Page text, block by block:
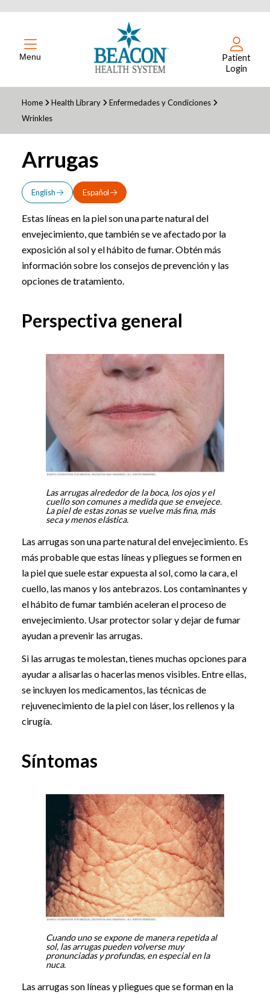
Menu
Patient
Login
Home Health Library
Enfermedades y Condiciones
Wrinkles
Arrugas
English Español
Estas líneas en la piel son una parte natural del
envejecimiento, que también se ve afectado por la
exposición al sol y el hábito de fumar. Obtén más
información sobre los consejos de prevención y las
opciones de tratamiento.
Perspectiva general
Las arrugas alrededor de la boca, los ojos y el
cuello son comunes a medida que se envejece.
La piel de estas zonas se vuelve más fina, más
seca y menos elástica.
Las arrugas son una parte natural del envejecimiento. Es
más probable que estas líneas y pliegues se formen en
la piel que suele estar expuesta al sol, como la cara, el
cuello, las manos y los antebrazos. Los contaminantes y
el hábito de fumar también aceleran el proceso de
envejecimiento. Usar protector solar y dejar de fumar
ayudan a prevenir las arrugas.
Si las arrugas te molestan, tienes muchas opciones para
ayudar a alisarlas o hacerlas menos visibles. Entre ellas,
se incluyen los medicamentos, las técnicas de
rejuvenecimiento de la piel con láser, los rellenos y la
cirugía.
Síntomas
Cuando uno se expone de manera repetida al
sol, las arrugas pueden volverse muy
pronunciadas y profundas, en especial en la
nuca.
Las arrugas son líneas y pliegues que se forman en la